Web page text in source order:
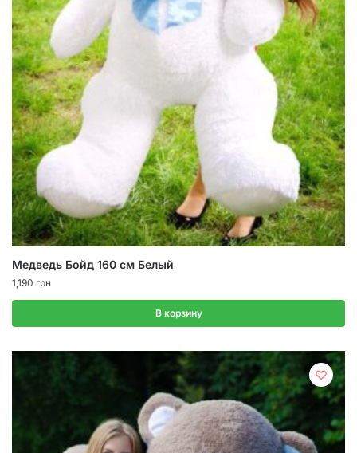
Медведь Бойд 160 см Белый
1,190 грн
В корзину